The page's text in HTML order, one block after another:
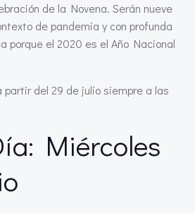
de la Novena. Serán nueve
de pandemia y con profunda
porque el 2020 es el Año Nacional
partir del 29 de julio siempre a las
Miércoles